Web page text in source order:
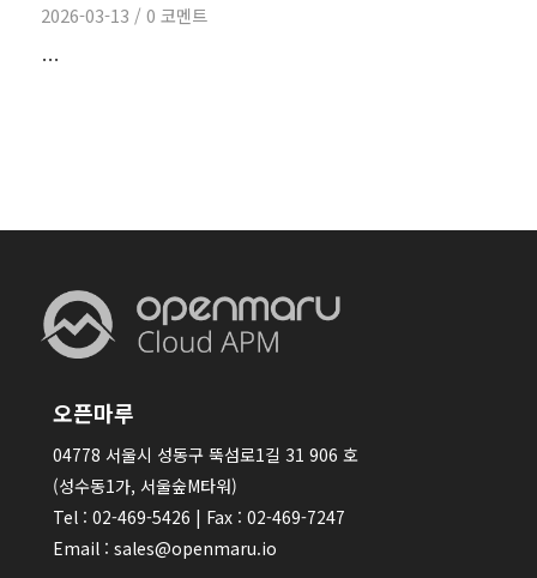
2026-03-13 / 0 코멘트
…
오픈마루
04778 서울시 성동구 뚝섬로1길 31 906 호
(성수동1가, 서울숲M타워)
Tel : 02-469-5426 | Fax : 02-469-7247
Email : sales@openmaru.io